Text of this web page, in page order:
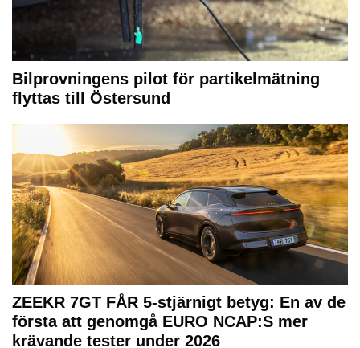
Bilprovningens pilot för partikelmätning
flyttas till Östersund
ZEEKR 7GT FÅR 5-stjärnigt betyg: En av de
första att genomgå EURO NCAP:S mer
krävande tester under 2026